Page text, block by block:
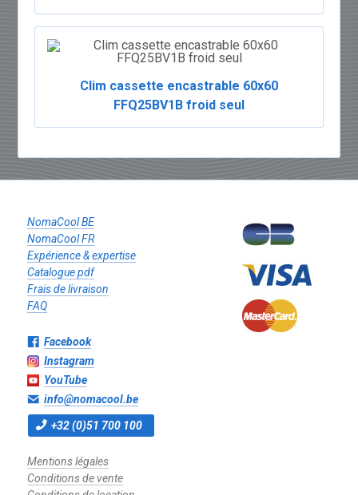
Clim cassette encastrable 60x60
FFQ25BV1B froid seul
NomaCool BE
NomaCool FR
Expérience & expertise
Catalogue pdf
Frais de livraison
FAQ
Facebook
Instagram
YouTube
info@nomacool.be
+32 (0)51 700 100
Mentions légales
Conditions de vente